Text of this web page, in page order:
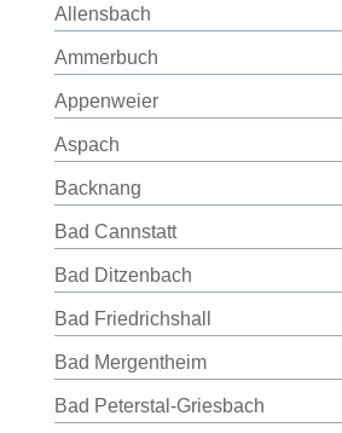
Allensbach
Ammerbuch
Appenweier
Aspach
Backnang
Bad Cannstatt
Bad Ditzenbach
Bad Friedrichshall
Bad Mergentheim
Bad Peterstal-Griesbach